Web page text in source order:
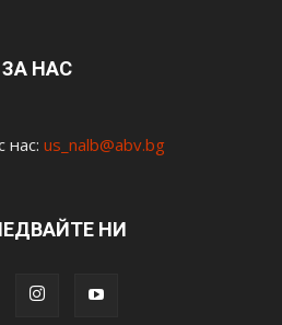
ЗА НАС
нас: us_nalb@abv.bg
НИ